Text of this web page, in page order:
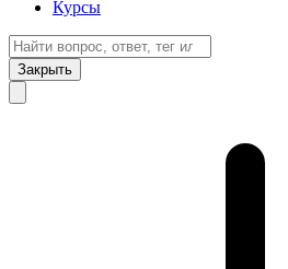
Курсы
Закрыть